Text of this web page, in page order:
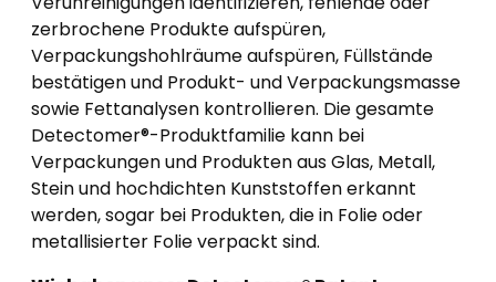
zerbrochene Produkte aufspüren,
Verpackungshohlräume aufspüren, Füllstände
bestätigen und Produkt- und Verpackungsmasse
sowie Fettanalysen kontrollieren. Die gesamte
Detectomer®-Produktfamilie kann bei
Verpackungen und Produkten aus Glas, Metall,
Stein und hochdichten Kunststoffen erkannt
werden, sogar bei Produkten, die in Folie oder
metallisierter Folie verpackt sind.